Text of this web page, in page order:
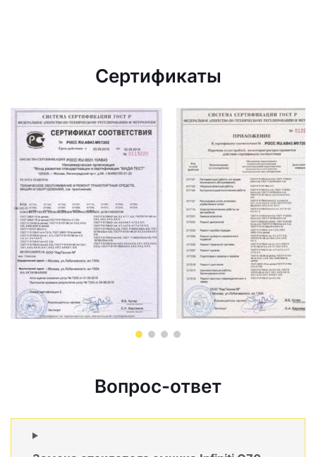
Сертификаты
Вопрос-ответ